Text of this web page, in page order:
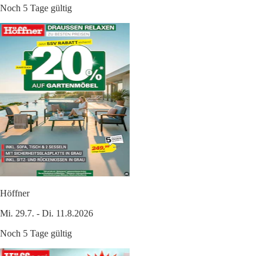
Noch 5 Tage gültig
Höffner
Mi. 29.7. - Di. 11.8.2026
Noch 5 Tage gültig